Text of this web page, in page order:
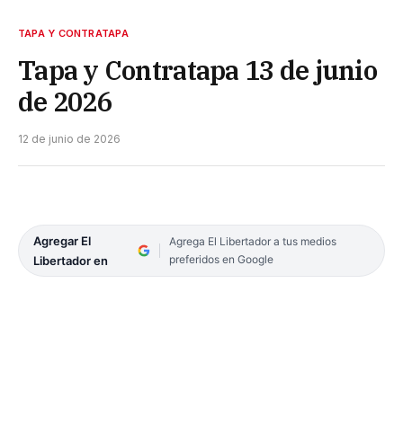
TAPA Y CONTRATAPA
Tapa y Contratapa 13 de junio
de 2026
12 de junio de 2026
Agregar El
Libertador en
Agrega El Libertador a tus medios
preferidos en Google